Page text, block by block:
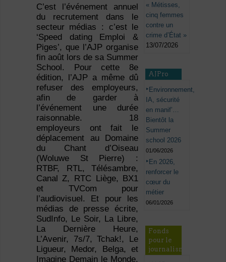
C’est l’événement annuel
du recrutement dans le
secteur médias : c’est le
‘Speed dating Emploi &
Piges’, que l’AJP organise
fin août lors de sa Summer
School. Pour cette 8e
édition, l’AJP a même dû
refuser des employeurs,
afin de garder à
l’événement une durée
raisonnable. 18
employeurs ont fait le
déplacement au Domaine
du Chant d’Oiseau
(Woluwe St Pierre) :
RTBF, RTL, Télésambre,
Canal Z, RTC Liège, BX1
et TVCom pour
l’audiovisuel. Et pour les
médias de presse écrite,
SudInfo, Le Soir, La Libre,
La Dernière Heure,
L’Avenir, 7s/7, Tchak!, Le
Ligueur, Medor, Belga, et
Imagine Demain le Monde.
« Métisses,
cinq femmes
contre un
crime d’État »
13/07/2026
AJPro
Environnement,
IA, sécurité
en manif’…
Bientôt la
Summer
school 2026
01/06/2026
En 2026,
renforcer le
cœur du
métier
06/01/2026
Fonds
pour le
journalisme